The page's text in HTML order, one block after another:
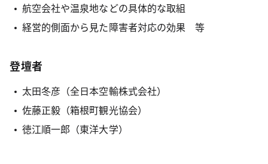
航空会社や温泉地などの具体的な取組
経営的側面から見た障害者対応の効果 等
登壇者
太田冬彦（全日本空輸株式会社）
佐藤正毅（箱根町観光協会）
徳江順一郎（東洋大学）